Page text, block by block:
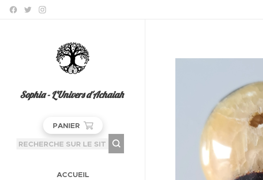
Sophia - L'Univers d'Achaiah
PANIER
ACCUEIL